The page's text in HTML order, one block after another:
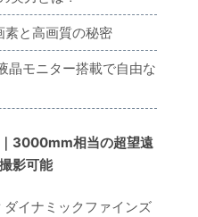
と高画質の秘密
晶モニター搭載で自由な
3000mm相当の超望遠
影可能
イナミックファインズ